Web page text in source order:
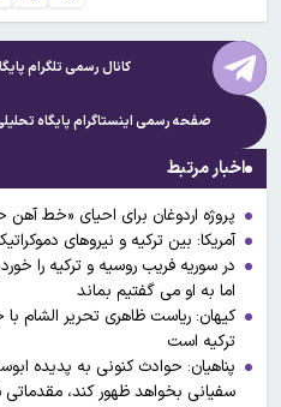
کانال رسمی تلگرام
صفحه رسمی اینستاگرام پایگاه
اخبار مرتبط
پروژه اردوغان برای احیای «خط آهن
آمریکا: بین ترکیه و نیروهای
در سوریه فریب روسیه و ترکیه را
اما به او می گفتیم بماند
کیهان: ریاست ظاهری تحریر الشام
ترکیه است
پناهیان: حوادث کنونی به پدیده
سفیانی بخواهد ظهور کند،